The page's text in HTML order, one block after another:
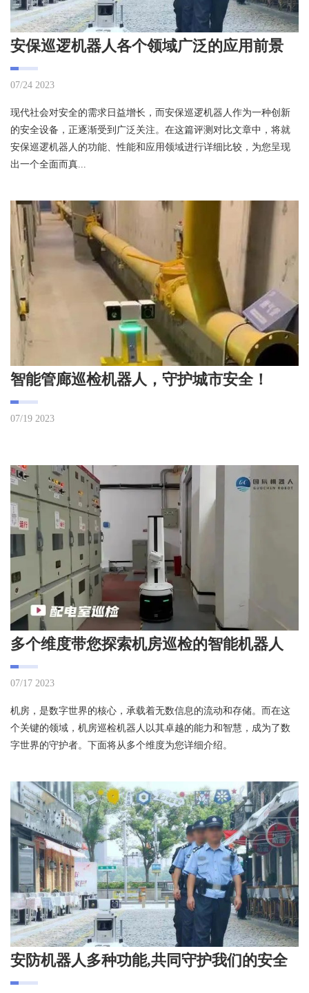
安保巡逻机器人各个领域广泛的应用前景
07/24 2023
现代社会对安全的需求日益增长，而安保巡逻机器人作为一种创新
的安全设备，正逐渐受到广泛关注。在这篇评测对比文章中，将就
安保巡逻机器人的功能、性能和应用领域进行详细比较，为您呈现
出一个全面而真...
智能管廊巡检机器人，守护城市安全！
07/19 2023
多个维度带您探索机房巡检的智能机器人
07/17 2023
机房，是数字世界的核心，承载着无数信息的流动和存储。而在这
个关键的领域，机房巡检机器人以其卓越的能力和智慧，成为了数
字世界的守护者。下面将从多个维度为您详细介绍。
安防机器人多种功能,共同守护我们的安全